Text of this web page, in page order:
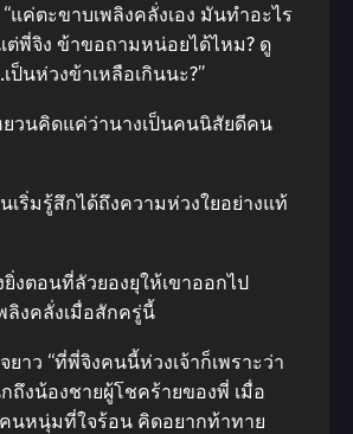
แค่ตะขาบเพลิงคลั่งเอง มันทำอะไร
ต่พี่จิง ข้าขอถามหน่อยได้ไหม? ดู
ป็นห่วงข้าเหลือเกินนะ?”
ยวนคิดแค่ว่านางเป็นคนนิสัยดีคน
เริ่มรู้สึกได้ถึงความห่วงใยอย่างแท้
ยิ่งตอนที่ลัวยองยุให้เขาออกไป
ลิงคลั่งเมื่อสักครู่นี้
าว “ที่พี่จิงคนนี้ห่วงเจ้าก็เพราะว่า
ถึงน้องชายผู้โชคร้ายของพี่ เมื่อ
นหนุ่มที่ใจร้อน คิดอยากท้าทาย